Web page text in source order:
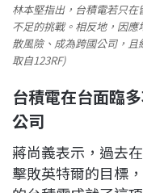
林本堅指出，台積電若只
不足的挑戰。相反地，因
散風險、成為跨國公司，
取自123RF)
台積電在台面臨
公司
蔣尚義表示，過去
擊敗英特爾的目標